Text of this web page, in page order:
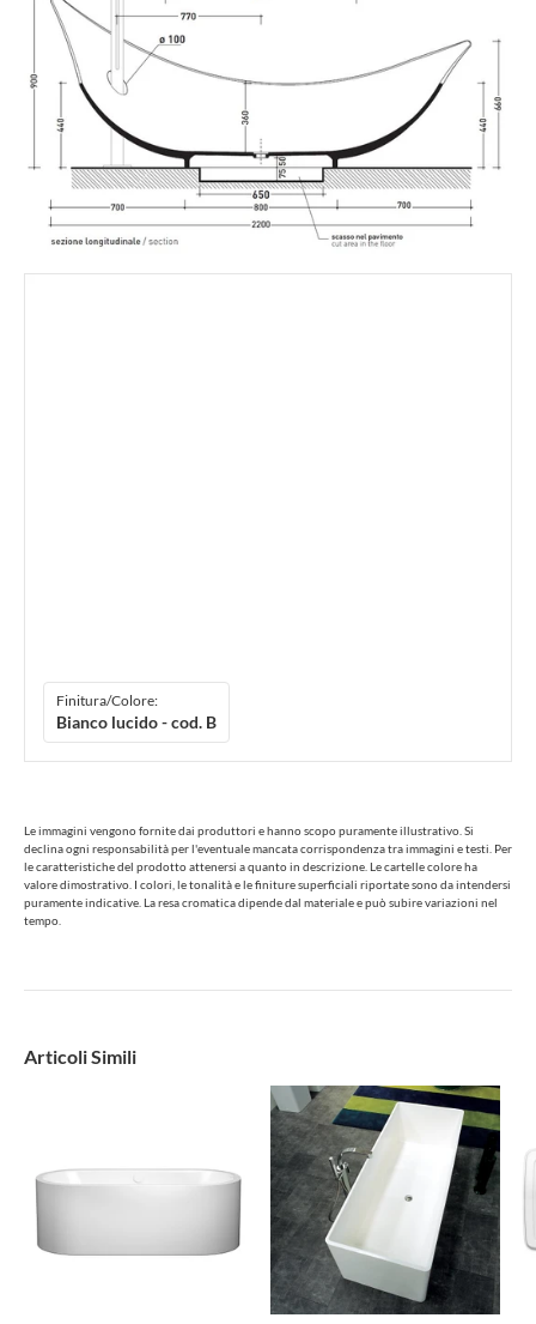
Finitura/Colore:
Bianco lucido - cod. B
Le immagini vengono fornite dai produttori e hanno scopo puramente illustrativo. Si
declina ogni responsabilità per l'eventuale mancata corrispondenza tra immagini e testi. Per
le caratteristiche del prodotto attenersi a quanto in descrizione. Le cartelle colore ha
valore dimostrativo. I colori, le tonalità e le finiture superficiali riportate sono da intendersi
puramente indicative. La resa cromatica dipende dal materiale e può subire variazioni nel
tempo.
Articoli Simili